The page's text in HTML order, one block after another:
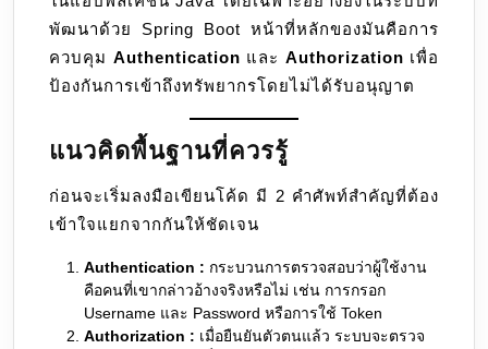
พัฒนาด้วย Spring Boot หน้าที่หลักของมันคือการ
ควบคุม Authentication และ Authorization เพื่อ
ป้องกันการเข้าถึงทรัพยากรโดยไม่ได้รับอนุญาต
แนวคิดพื้นฐานที่ควรรู้
ก่อนจะเริ่มลงมือเขียนโค้ด มี 2 คำศัพท์สำคัญที่ต้อง
เข้าใจแยกจากกันให้ชัดเจน
Authentication : กระบวนการตรวจสอบว่าผู้ใช้งาน
คือคนที่เขากล่าวอ้างจริงหรือไม่ เช่น การกรอก
Username และ Password หรือการใช้ Token
Authorization : เมื่อยืนยันตัวตนแล้ว ระบบจะตรวจ